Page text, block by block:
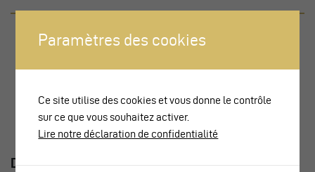
2. Lieu de transbordement
DOCUMENTS
Paramètres des cookies
Ce site utilise des cookies et vous donne le contrôle
sur ce que vous souhaitez activer.
Lire notre déclaration de confidentialité